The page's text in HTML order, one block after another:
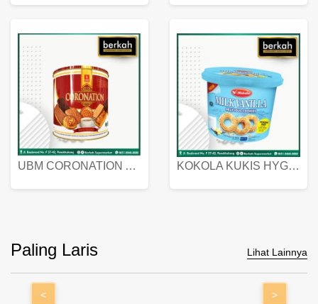
UBM CORONATION ASSORTED BISKUIT KALENG 450 GRAM KOKOLA KUKIS HYGIENIC MILK VANILLA PACK 320 GR
Paling Laris Lihat Lainnya
< >